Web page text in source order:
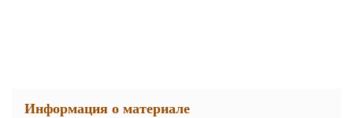
Информация о материале